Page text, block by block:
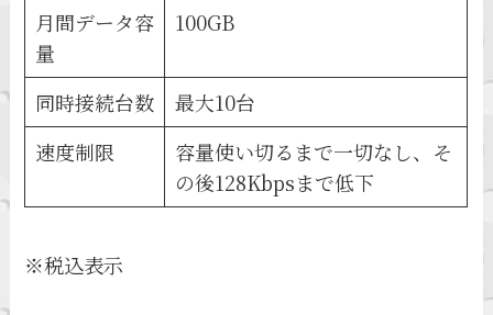
月間データ容
量
100GB
同時接続台数
最大10台
速度制限
容量使い切るまで一切なし、そ
の後128Kbpsまで低下
※税込表示